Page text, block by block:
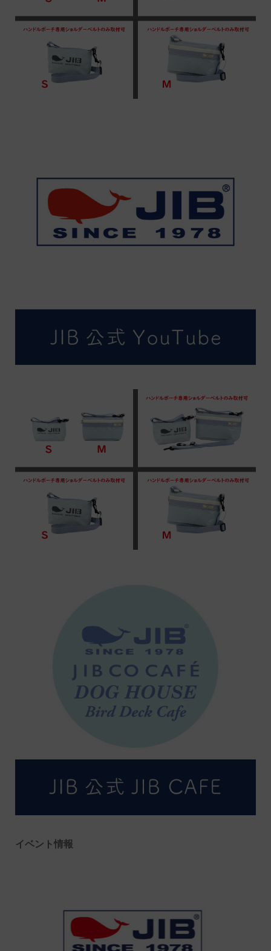
イベント情報